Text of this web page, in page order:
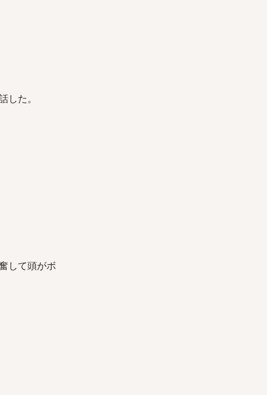
た。
して頭がボ